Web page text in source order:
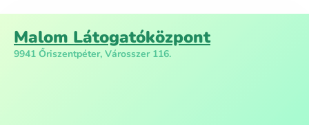
Malom Látogatóközpont
9941 Őriszentpéter, Városszer 116.